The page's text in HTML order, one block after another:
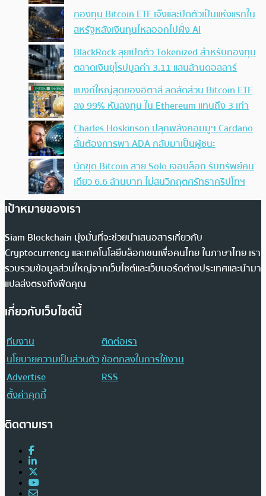
กองทุน Bitcoin ETF เจ๊งและปิดตัวเป็นแห่งแรกใน
สหรัฐหลังเงินทุนไหลออกไปฝั่ง AI
BlackRock ลุยเปิดตัว Tokenized สำหรับกองทุน
ตลาดเงินยุโรปมูลค่า 3.11 แสนล้านดอลลาร์
แบงก์ใหญ่สุดของอิตาลี ลดสัดส่วน Bitcoin ETF
ลง 99% หันลงทุน ใน Ethereum แทนถึง 3 เท่า
Charles Hoskinson ปลุกพลังคอมมูฯ Cardano
ลั่นต้องการพา ADA กลับมาเป็นผู้ชนะ
นักขุด Bitcoin สาย Solo เจอบล็อก รับทรัพย์คน
เดียว 6.6 ล้านบาท ไม่สนวิกฤตศรัทธาคริปโทฯ
เป้าหมายของเรา
Siam Blockchain มุ่งมั่นที่จะช่วยนำเสนอสารเกี่ยวกับ
Cryptocurrency และเทคโนโลยีบล็อกเชนเพื่อคนไทย ในภาษาไทย เรา
รวบรวมข้อมูลส่วนใหญ่จากเว็บไซต์และเว็บบอร์ดต่างประเทศและนำมา
แปลส่งตรงถึงฟีดคุณ
เกี่ยวกับเว็บไซต์นี้
ทีมงาน
ติดต่อเรา
นโยบายความเป็นส่วนตัวข้อตกลงในการใช้งาน
Advertise
RSS
ตั้งค่าคุกกี้
ติดตามเรา